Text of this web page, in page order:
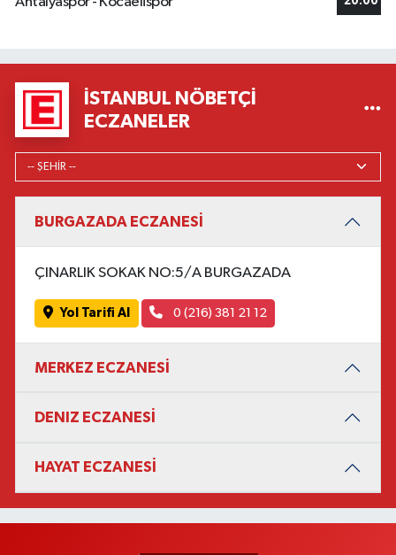
İSTANBUL NÖBETÇI
ECZANELER
BURGAZADA ECZANESİ
ÇINARLIK SOKAK NO:5/A BURGAZADA
Yol Tarifi Al 0 (216) 381 21 12
MERKEZ ECZANESİ
DENIZ ECZANESİ
HAYAT ECZANESİ